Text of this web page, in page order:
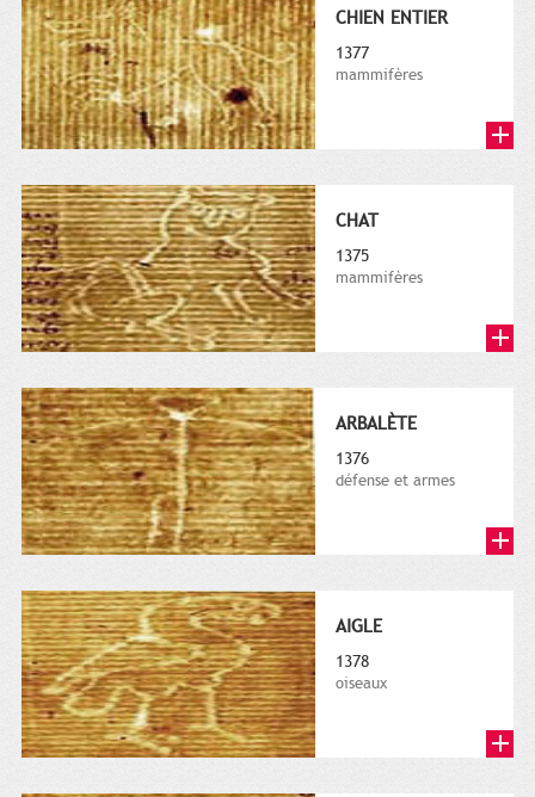
CHIEN ENTIER
1377
mammifères
CHAT
1375
mammifères
ARBALÈTE
1376
défense et armes
AIGLE
1378
oiseaux